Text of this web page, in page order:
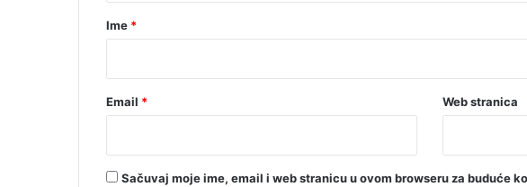
r
Ime *
Email * Web stranica
Sačuvaj moje ime, email i web stranicu u ovom browseru za buduće